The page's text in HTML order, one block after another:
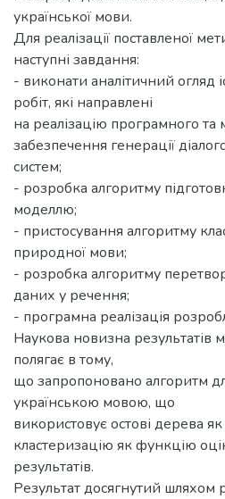
української мови.
Для реалізації поставленої
наступні завдання:
- виконати аналітичний огляд
робіт, які направлені
на реалізацію програмного та
забезпечення генерації
систем;
- розробка алгоритму
моделлю;
- пристосування алгоритму
природної мови;
- розробка алгоритму
даних у речення;
- програмна реалізація
Наукова новизна результатів
полягає в тому,
що запропоновано алгоритм
українською мовою, що
використовує остові дерева
кластеризацію як функцію
результатів.
Результат досягнутий шляхом